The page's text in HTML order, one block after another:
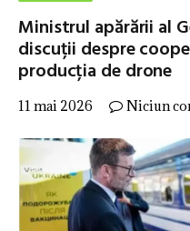
Ministrul apărării al
discuții despre
producția de drone
11 mai 2026 Niciun